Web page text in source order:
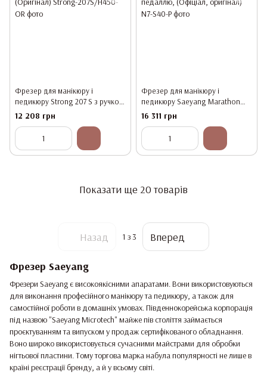
Фрезер для манікюру і
педикюру Strong 207 S з ручкою
H450, 200 Вт, 45 000 об/хв
(Оригінал)
12 208 грн
Фрезер для манікюру і
педикюру Saeyang Marathon
N7/SDE-S40 з реостатною
педаллю, (Офіціал, оригінал)
16 311 грн
Показати ще 20 товарів
Назад 1 з 3 Вперед
Фрезер Saeyang
Фрезери Saeyang є високоякісними апаратами. Вони використовуються
для виконання професійного манікюру та педикюру, а також для
самостійної роботи в домашніх умовах. Південнокорейська корпорація
під назвою "Saeyang Microtech" майже пів століття займається
проєктуванням та випуском у продаж сертифікованого обладнання.
Воно широко використовується сучасними майстрами для обробки
нігтьової пластини. Тому торгова марка набула популярності не лише в
країні реєстрації бренду, а й у всьому світі.